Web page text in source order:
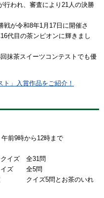
行われ、審査により21人の決勝
戦が令和8年1月17日に開催さ
代目の茶ンピオンに輝きまし
抹茶スイーツコンテストでも優
ト」入賞作品をご紹介！
前9時から12時まで
イズ 全31問
ズ 全5問
クイズ5問とお茶のいれ